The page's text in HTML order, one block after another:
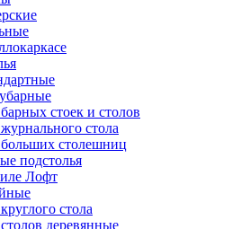
стоек и столов
стола
столешниц
подстолья
Лофт
стола
деревянные